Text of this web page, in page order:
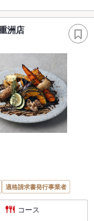
洲店
適格請求書発行事業者
コース